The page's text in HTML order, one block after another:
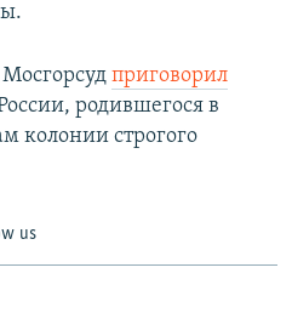
приговорил
родившегося в
колонии строгого
us